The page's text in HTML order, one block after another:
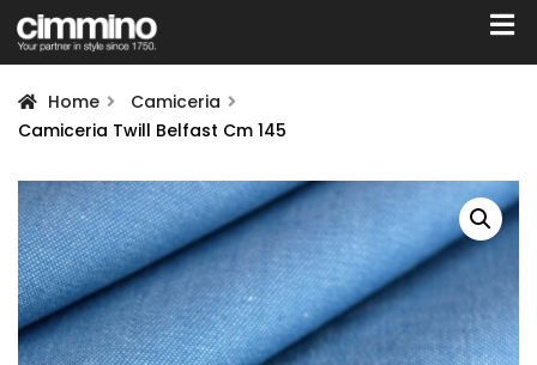
Home
Camiceria
Camiceria Twill Belfast Cm 145